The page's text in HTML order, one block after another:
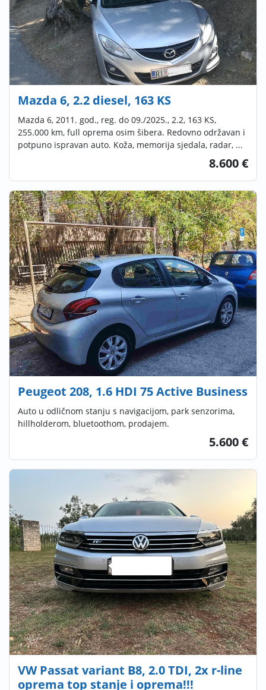
Mazda 6, 2.2 diesel, 163 KS
Mazda 6, 2011. god., reg. do 09./2025., 2.2, 163 KS,
255.000 km, full oprema osim šibera. Redovno održavan i
potpuno ispravan auto. Koža, memorija sjedala, radar, ...
8.600 €
Peugeot 208, 1.6 HDI 75 Active Business
Auto u odličnom stanju s navigacijom, park senzorima,
hillholderom, bluetoothom, prodajem.
5.600 €
VW Passat variant B8, 2.0 TDI, 2x r-line
oprema top stanje i oprema!!!